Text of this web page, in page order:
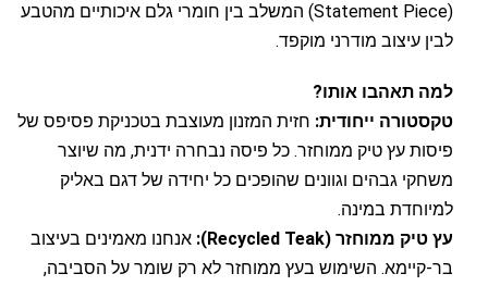
(Statement Piece) המשלב בין חומרי גלם איכותיים מהטבע
לבין עיצוב מודרני מוקפד.
למה תאהבו אותו?
טקסטורה ייחודית: חזית המזנון מעוצבת בטכניקת פסיפס של
פיסות עץ טיק ממוחזר. כל פיסה נבחרה ידנית, מה שיוצר
משחקי גבהים וגוונים שהופכים כל יחידה של דגם באליק
למיוחדת במינה.
עץ טיק ממוחזר (Recycled Teak):
אנחנו מאמינים בעיצוב
בר-קיימא. השימוש בעץ ממוחזר לא רק שומר על הסביבה,